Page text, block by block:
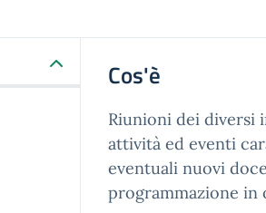
Cos'è
Riunioni dei diversi
attività ed eventi
eventuali nuovi
programmazione